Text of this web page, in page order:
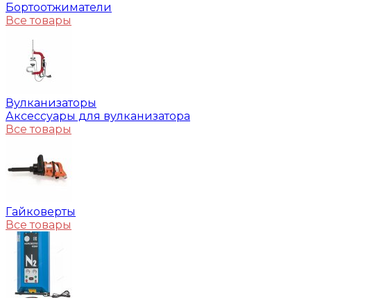
Бортоотжиматели
Все товары
Вулканизаторы
Аксессуары для вулканизатора
Все товары
Гайковерты
Все товары